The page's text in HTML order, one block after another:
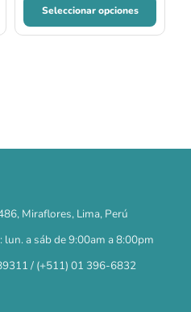
Seleccionar opciones
HORAS MIN SEG
✕
Miraflores, Lima, Perú
lun. a sáb de 9:00am a 8:00pm
/ (+511) 01 396-6832